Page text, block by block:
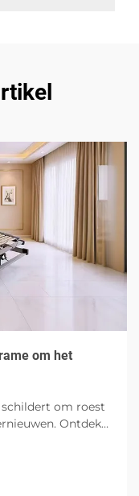
om het
schildert om roest
Ontdek
nog!